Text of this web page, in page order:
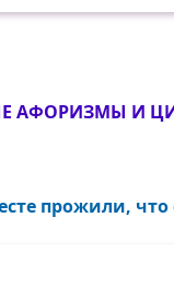
АФОРИЗМЫ И
прожили, что